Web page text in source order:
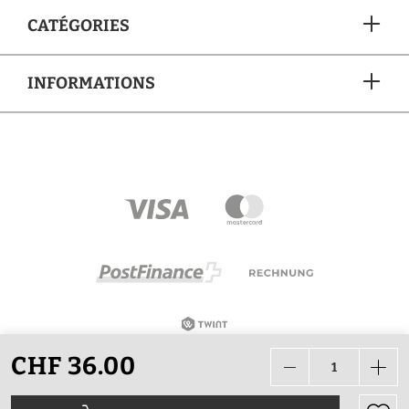
CHF 36.00
CATÉGORIES
INFORMATIONS
Tous les prix sont en CHF, TVA incluse, plus les frais